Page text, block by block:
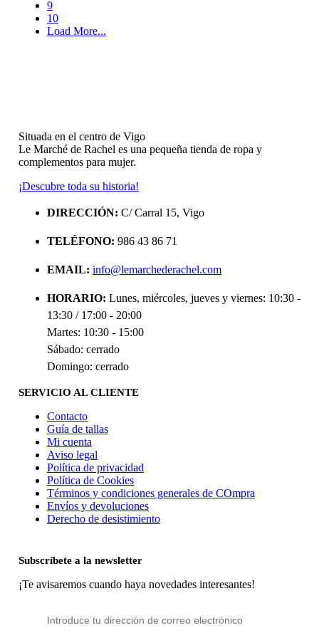
9
10
Load More...
Situada en el centro de Vigo
Le Marché de Rachel es una pequeña tienda de ropa y
complementos para mujer.
¡Descubre toda su historia!
DIRECCIÓN: C/ Carral 15, Vigo
TELÉFONO: 986 43 86 71
EMAIL: info@lemarchederachel.com
HORARIO: Lunes, miércoles, jueves y viernes: 10:30 -
13:30 / 17:00 - 20:00
Martes: 10:30 - 15:00
Sábado: cerrado
Domingo: cerrado
SERVICIO AL CLIENTE
Contacto
Guía de tallas
Mi cuenta
Aviso legal
Política de privacidad
Política de Cookies
Términos y condiciones generales de COmpra
Envíos y devoluciones
Derecho de desistimiento
Subscríbete a la newsletter
¡Te avisaremos cuando haya novedades interesantes!